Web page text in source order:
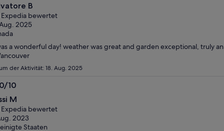
B
Expedia bewertet
2025
a wonderful day! weather was great and garden exceptional, truly
der Aktivität: 18. Aug. 2025
10
M
Expedia bewertet
2023
Staaten